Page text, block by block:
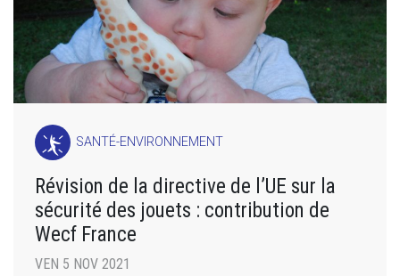
SANTÉ-ENVIRONNEMENT
Révision de la directive de l’UE sur la
sécurité des jouets : contribution de
Wecf France
VEN 5 NOV 2021